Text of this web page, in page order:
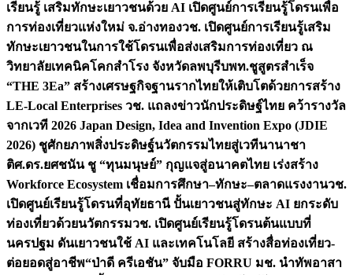
เรียนรู้ เสริมทักษะเยาวชนด้วย AI เปิดศูนย์การเรียนรู้โดรนเพื่อ
การท่องเที่ยวแห่งใหม่ จ.อ่างทองวช. เปิดศูนย์การเรียนรู้เสริม
ทักษะเยาวชนในการใช้โดรนเพื่อส่งเสริมการท่องเที่ยว ณ
วิทยาลัยเทคนิคโคกสำโรง จังหวัดลพบุรีบพท.ชูสูตรสำเร็จ
“THE 3Ea” สร้างเศรษฐกิจฐานรากไทยให้เติบโตด้วยการสร้าง
LE-Local Enterprises วช. แถลงข่าวนักประดิษฐ์ไทย คว้ารางวัล
จากเวที 2026 Japan Design, Idea and Invention Expo (JDIE
2026) ชูศักยภาพสิ่งประดิษฐ์นวัตกรรมไทยสู่เวทีนานาชา
ติศ.ดร.ยศชนัน ชู “ทุนมนุษย์” กุญแจสู่อนาคตไทย เร่งสร้าง
Workforce Ecosystem เชื่อมการศึกษา–ทักษะ–ตลาดแรงงานวช.
เปิดศูนย์เรียนรู้โดรนที่อุทัยธานี ปั้นเยาวชนสู่ทักษะ AI ยกระดับ
ท่องเที่ยวด้วยนวัตกรรมวช. เปิดศูนย์เรียนรู้โดรนต้นแบบที่
นครปฐม ดันเยาวชนใช้ AI และเทคโนโลยี สร้างสื่อท่องเที่ยว-
ต่อยอดสู่อาชีพ“ป่าดี ครีเอชัน” จับมือ FORRU มช. นำทัพอาสา